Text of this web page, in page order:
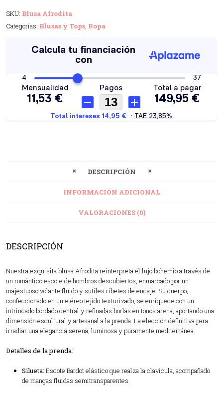
SKU: Blusa Afrodita
Categorías: Blusas y Tops, Ropa
DESCRIPCIÓN
INFORMACIÓN ADICIONAL
VALORACIONES (0)
DESCRIPCIÓN
Nuestra exquisita blusa Afrodita reinterpreta el lujo bohemio a través de
un romántico escote de hombros descubiertos, enmarcado por un
majestuoso volante fluido y sutiles ribetes de encaje. Su cuerpo,
confeccionado en un etéreo tejido texturizado, se enriquece con un
intrincado bordado central y refinadas borlas en tonos arena, aportando una
dimensión escultural y artesanal a la prenda. La elección definitiva para
irradiar una elegancia serena, luminosa y puramente mediterránea.
Detalles de la prenda:
Silueta: Escote Bardot elástico que realza la clavícula, acompañado
de mangas fluidas semitransparentes.